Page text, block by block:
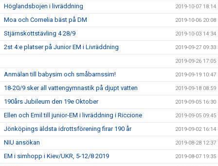
Höglandsbojen i livräddning 2019-10-07 18:14
Moa och Cornelia bäst på DM 2019-10-06 20:08
Stjärnskottstävling 4 28/9 2019-10-03 14:34
2st 4:e platser på Junior EM i Livräddning 2019-09-27 09:33
2019-09-26 17:05
Anmälan till babysim och småbarnssim! 2019-09-19 10:47
18-20/9 sker all vattengymnastik på djupt vatten 2019-09-18 08:59
190års Jubileum den 19e Oktober 2019-09-05 16:30
Ellen och Emil till junior-EM i livräddning i Riccione 2019-09-05 09:45
Jönköpings äldsta idrottsförening firar 190 år 2019-09-02 16:14
NIU ansökan 2019-08-28 12:37
EM i simhopp i Kiev/UKR, 5-12/8 2019 2019-08-07 19:35